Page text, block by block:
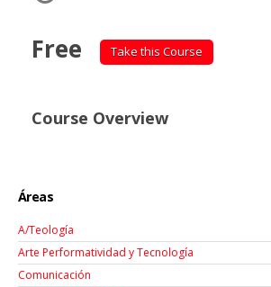
Free Take this Course
Course Overview
Áreas
A/Teología
Arte Performatividad y Tecnología
Comunicación